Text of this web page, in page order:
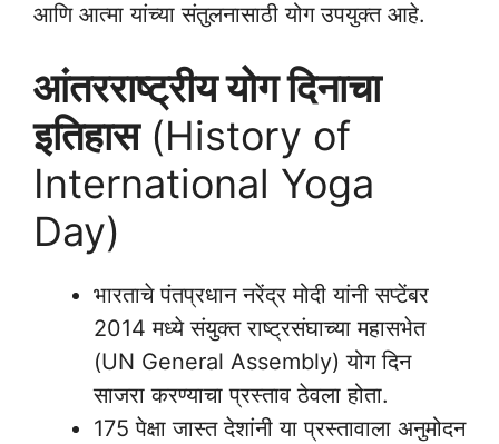
आणि आत्मा यांच्या संतुलनासाठी योग उपयुक्त आहे.
आंतरराष्ट्रीय योग दिनाचा
इतिहास(History of
International Yoga
Day)
भारताचे पंतप्रधान नरेंद्र मोदी यांनी सप्टेंबर
2014 मध्ये संयुक्त राष्ट्रसंघाच्या महासभेत
(UN General Assembly) योग दिन
साजरा करण्याचा प्रस्ताव ठेवला होता.
175 पेक्षा जास्त देशांनी या प्रस्तावाला अनुमोदन